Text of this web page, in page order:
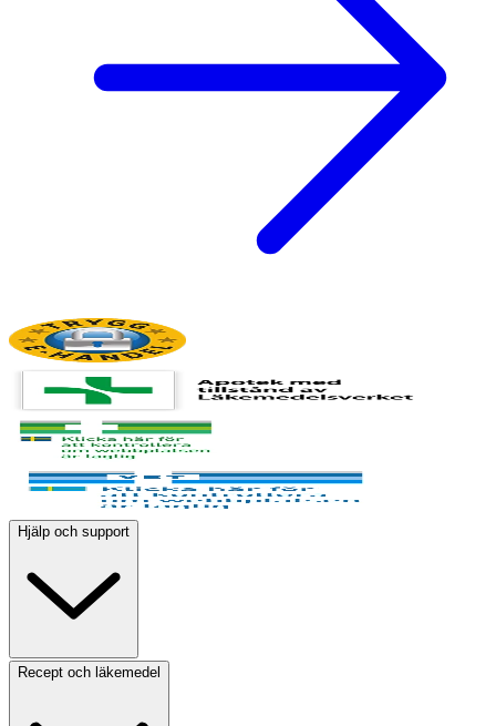
Hjälp och support
Recept och läkemedel